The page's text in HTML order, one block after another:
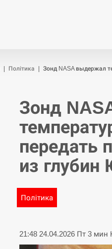
Політика Зонд NASA выдержал
Зонд
передать
из глубин
Політика
21:48 24.04.2026 Пт 3